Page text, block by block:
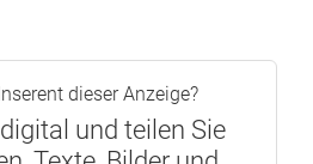
dieser Anzeige?
und teilen Sie